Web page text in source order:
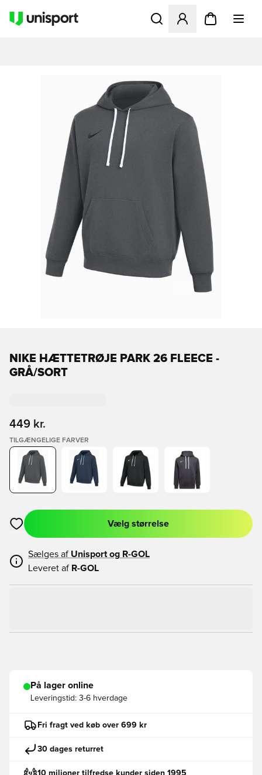
Åbner en Modal til at
NIKE HÆTTETRØJE PARK 26 FLEECE -
GRÅ/SORT
449 kr.
TILGÆNGELIGE FARVER
Åbner en Modal til at logge ind eller tilmelde dig som medlem
Vælg størrelse
Sælges af Unisport og R-GOL
Leveret af R-GOL
På lager online
Leveringstid: 3-6 hverdage
Fri fragt ved køb over 699 kr
30 dages returret
10 milioner tilfredse kunder siden 1995